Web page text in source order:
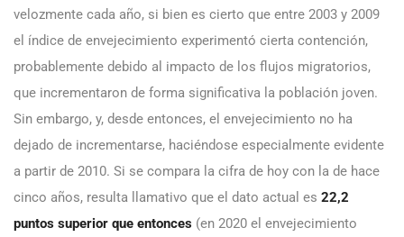
velozmente cada año, si bien es cierto que entre 2003 y 2009
el índice de envejecimiento experimentó cierta contención,
probablemente debido al impacto de los flujos migratorios,
que incrementaron de forma significativa la población joven.
Sin embargo, y, desde entonces, el envejecimiento no ha
dejado de incrementarse, haciéndose especialmente evidente
a partir de 2010. Si se compara la cifra de hoy con la de hace
cinco años, resulta llamativo que el dato actual es 22,2
puntos superior que entonces (en 2020 el envejecimiento